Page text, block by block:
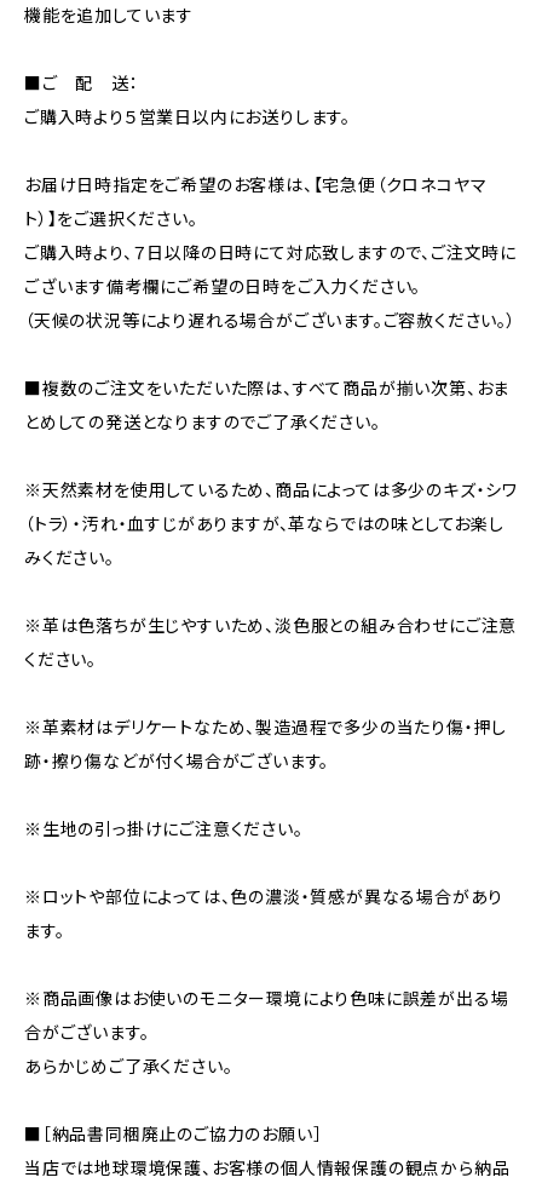
機能を追加しています
■ご 配 送：
ご購入時より５営業日以内にお送りします。
お届け日時指定をご希望のお客様は、【宅急便（クロネコヤマ
ト）】をご選択ください。
ご購入時より、７日以降の日時にて対応致しますので、ご注文時に
ございます備考欄にご希望の日時をご入力ください。
（天候の状況等により遅れる場合がございます。ご容赦ください。）
■複数のご注文をいただいた際は、すべて商品が揃い次第、おま
とめしての発送となりますのでご了承ください。
※天然素材を使用しているため、商品によっては多少のキズ・シワ
（トラ）・汚れ・血すじがありますが、革ならではの味としてお楽し
みください。
※革は色落ちが生じやすいため、淡色服との組み合わせにご注意
ください。
※革素材はデリケートなため、製造過程で多少の当たり傷・押し
跡・擦り傷などが付く場合がございます。
※生地の引っ掛けにご注意ください。
※ロットや部位によっては、色の濃淡・質感が異なる場合があり
ます。
※商品画像はお使いのモニター環境により色味に誤差が出る場
合がございます。
あらかじめご了承ください。
■［納品書同梱廃止のご協力のお願い］
当店では地球環境保護、お客様の個人情報保護の観点から納品